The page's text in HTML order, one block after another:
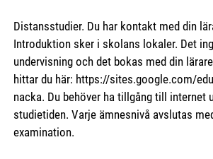
Distansstudier. Du har kontakt med din
Introduktion sker i skolans lokaler. Det
undervisning och det bokas med din
hittar du här: https://sites.google.com/
nacka. Du behöver ha tillgång till internet
studietiden. Varje ämnesnivå avslutas
examination.